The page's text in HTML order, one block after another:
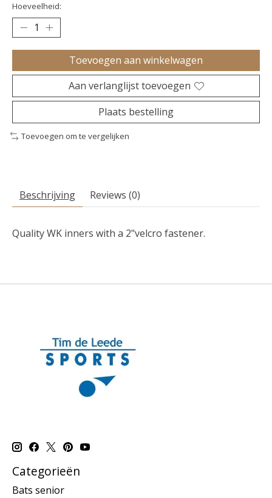
Hoeveelheid:
Toevoegen aan winkelwagen
Aan verlanglijst toevoegen
Plaats bestelling
Toevoegen om te vergelijken
Beschrijving Reviews (0)
Quality WK inners with a 2"velcro fastener.
Categorieën
Bats senior